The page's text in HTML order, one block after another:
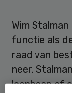
Wim
functie als
raad van
neer.
loopbaan af